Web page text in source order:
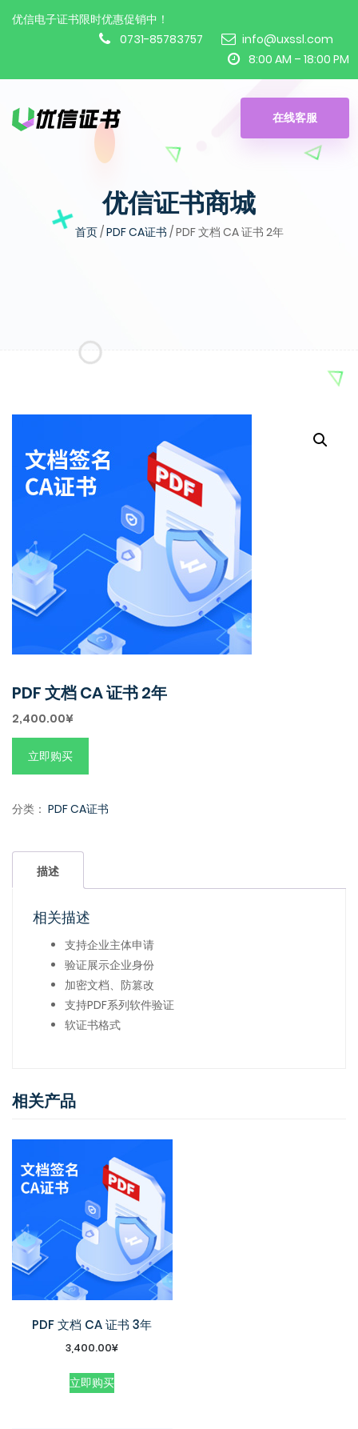
优信电子证书限时优惠促销中！
0731-85783757
info@uxssl.com
8:00 AM – 18:00 PM
在线客服
优信证书商城
首页/PDF CA证书 / PDF 文档 CA 证书 2年
PDF 文档 CA 证书 2年
2,400.00¥
立即购买
分类： PDF CA证书
描述
相关描述
支持企业主体申请
验证展示企业身份
加密文档、防篡改
支持PDF系列软件验证
软证书格式
相关产品
PDF 文档 CA 证书 3年
3,400.00¥
立即购买